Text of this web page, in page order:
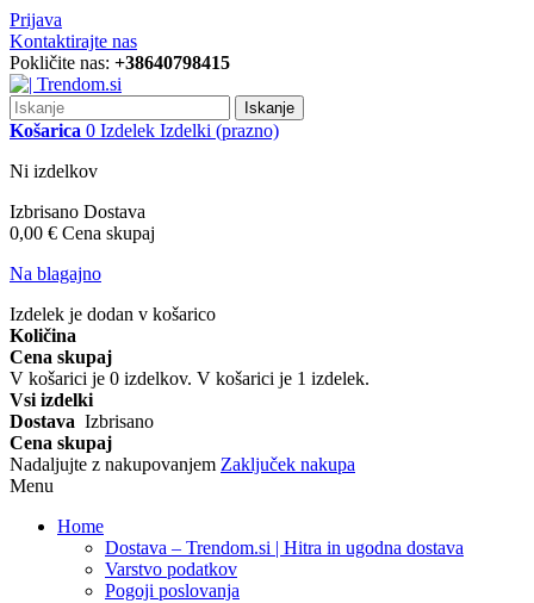
Prijava
Kontaktirajte nas
Pokličite nas: +38640798415
Iskanje
Košarica 0 Izdelek Izdelki (prazno)
Ni izdelkov
Izbrisano Dostava
0,00 € Cena skupaj
Na blagajno
Izdelek je dodan v košarico
Količina
Cena skupaj
V košarici je 0 izdelkov. V košarici je 1 izdelek.
Vsi izdelki
Dostava Izbrisano
Cena skupaj
Nadaljujte z nakupovanjem Zaključek nakupa
Menu
Home
Dostava – Trendom.si | Hitra in ugodna dostava
Varstvo podatkov
Pogoji poslovanja